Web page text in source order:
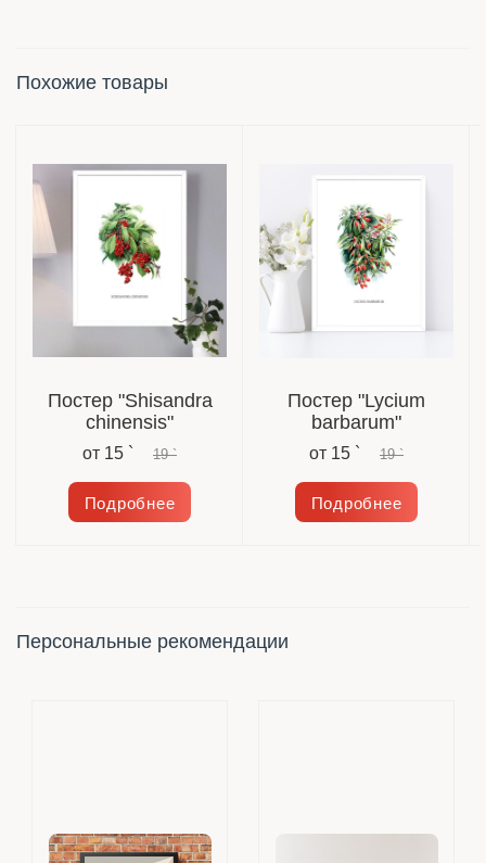
Похожие товары
Постер "Shisandra
chinensis"
от 15 ` 19 `
Подробнее
Постер "Lycium
barbarum"
от 15 ` 19 `
Подробнее
Персональные рекомендации